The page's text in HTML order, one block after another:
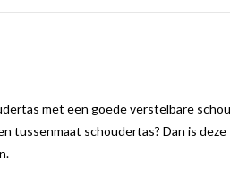
met een goede verstelbare
tussenmaat schoudertas? Dan is